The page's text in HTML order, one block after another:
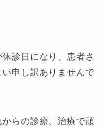
診日になり、患者さ
申し訳ありませんで
らの診療、治療で頑